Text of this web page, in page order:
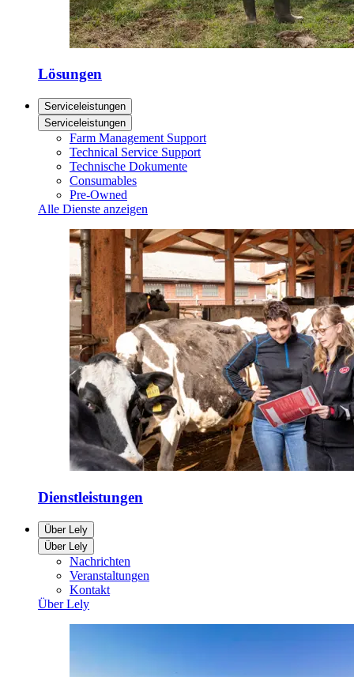
Lösungen
Serviceleistungen
Serviceleistungen
Farm Management Support
Technical Service Support
Technische Dokumente
Consumables
Pre-Owned
Alle Dienste anzeigen
Dienstleistungen
Über Lely
Über Lely
Nachrichten
Veranstaltungen
Kontakt
Über Lely